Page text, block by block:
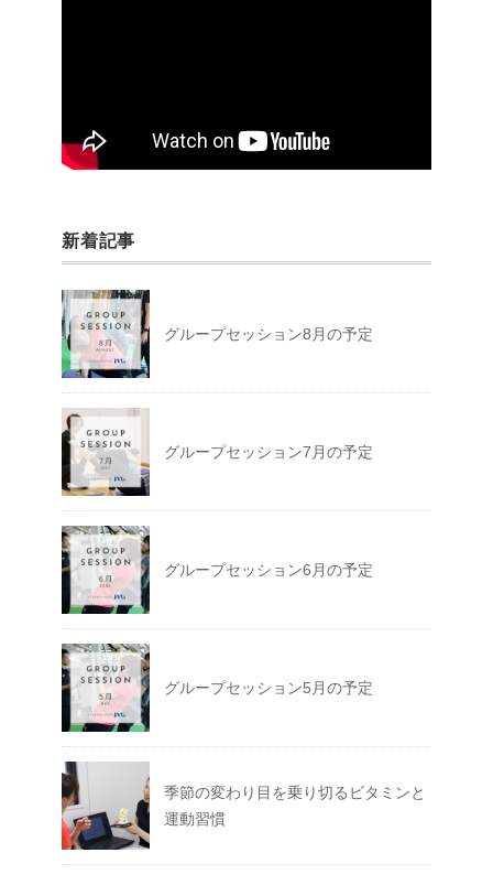
新着記事
グループセッション8月の予定
グループセッション7月の予定
グループセッション6月の予定
グループセッション5月の予定
季節の変わり目を乗り切るビタミンと
運動習慣